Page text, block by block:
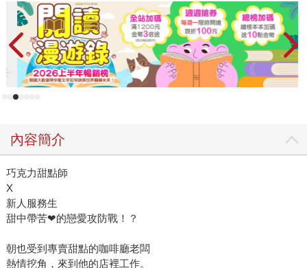
內容簡介
巧克力甜點師
X
新人服務生
甜中帶苦❤的戀愛攻防戰！？
朝也受到專賣甜點的咖啡廳老闆
熱情挖角，來到他的店裡工作。